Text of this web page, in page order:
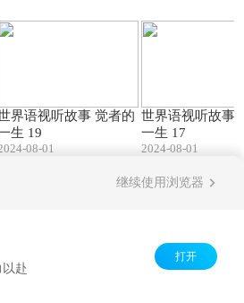
界语视听故事 觉者的
生 19
08-01
世界语视听故事
一生 17
2024-08-01
继续使用浏览器
赴
打开